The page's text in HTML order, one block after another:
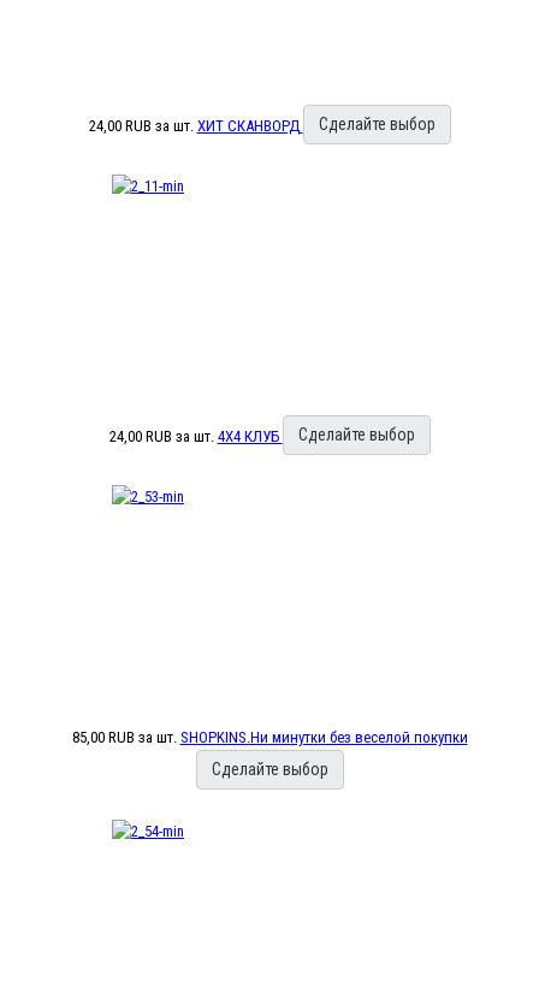
24,00 RUB за шт. ХИТ СКАНВОРД Сделайте выбор
24,00 RUB за шт. 4X4 КЛУБ Сделайте выбор
85,00 RUB за шт. SHOPKINS.Ни минутки без веселой покупки
Сделайте выбор